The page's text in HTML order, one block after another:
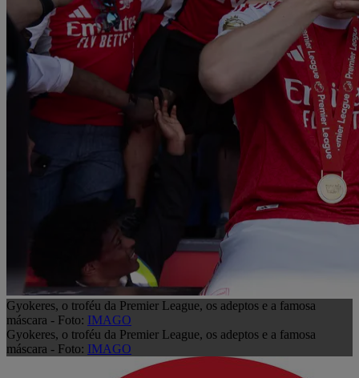
Gyokeres, o troféu da Premier League, os adeptos e a famosa
máscara - Foto: IMAGO
Gyokeres, o troféu da Premier League, os adeptos e a famosa
máscara - Foto: IMAGO